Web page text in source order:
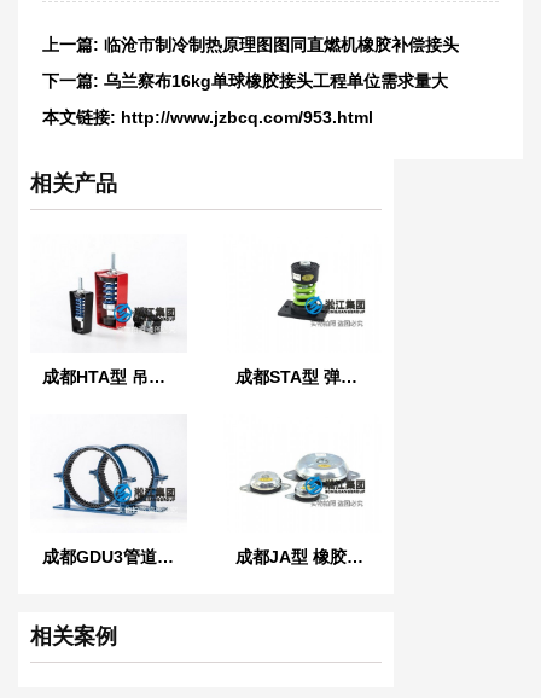
上一篇: 临沧市制冷制热原理图图同直燃机橡胶补偿接头
下一篇: 乌兰察布16kg单球橡胶接头工程单位需求量大
本文链接: http://www.jzbcq.com/953.html
相关产品
成都HTA型 吊式弹簧减振器 成都STA型 弹簧减振器
成都GDU3管道管夹橡胶减震器 成都JA型 橡胶减振器
相关案例